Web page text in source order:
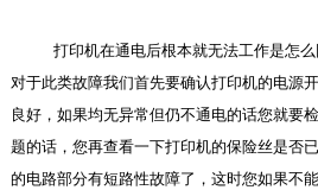
打印机在通电后根本就无法工作是怎
对于此类故障我们首先要确认打印机的电源
良好，如果均无异常但仍不通电的话您就要
题的话，您再查看一下打印机的保险丝是否
的电路部分有短路性故障了，这时您如果不